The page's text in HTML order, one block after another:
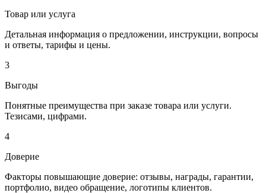
Товар или услуга
Детальная информация о предложении, инструкции, вопросы
и ответы, тарифы и цены.
3
Выгоды
Понятные преимущества при заказе товара или услуги.
Тезисами, цифрами.
4
Доверие
Факторы повышающие доверие: отзывы, награды, гарантии,
портфолио, видео обращение, логотипы клиентов.